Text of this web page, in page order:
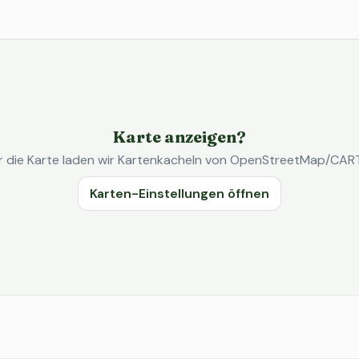
Karte anzeigen?
die Karte laden wir Kartenkacheln von OpenStreetMap/
Karten-Einstellungen öffnen